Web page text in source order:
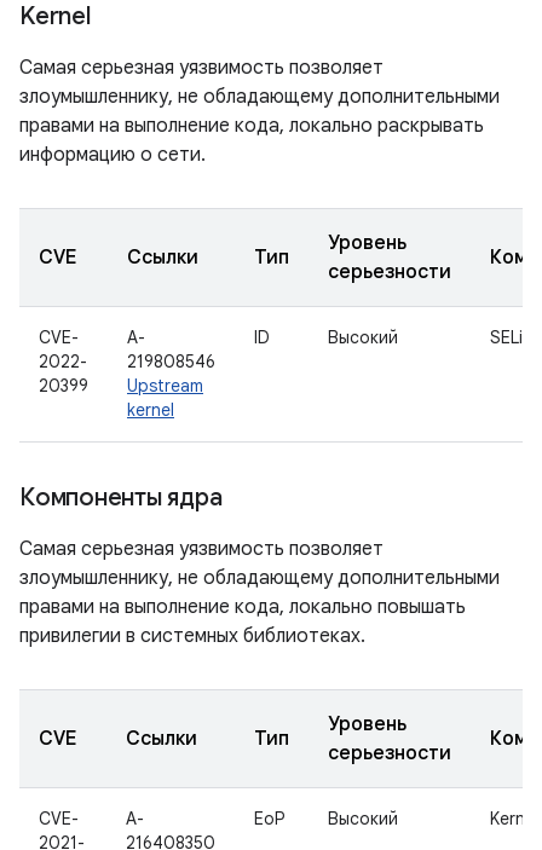
Kernel
Самая серьезная уязвимость позволяет
злоумышленнику, не обладающему дополнительными
правами на выполнение кода, локально раскрывать
информацию о сети.
CVE Ссылки Тип
Уровень
серьезности
CVE-
2022-
20399
A-
219808546
Upstream
kernel
ID Высокий
Компоненты ядра
Самая серьезная уязвимость позволяет
злоумышленнику, не обладающему дополнительными
правами на выполнение кода, локально повышать
привилегии в системных библиотеках.
CVE Ссылки Тип
Уровень
серьезности
CVE-
2021-
A-
216408350
EoP Высокий Kernel